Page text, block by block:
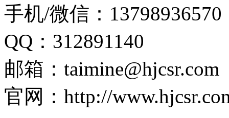
手机/微信：13798936570
QQ：312891140
邮箱：taimine@hjcsr.com
官网：http://